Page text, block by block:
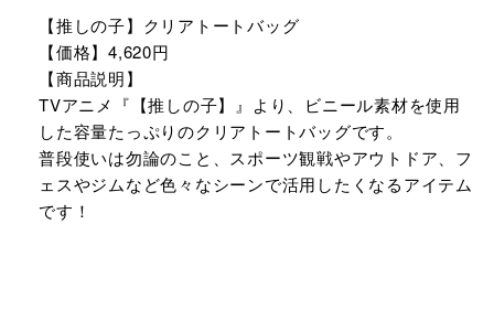
【推しの子】クリアトートバッグ
【価格】4,620円
【商品説明】
TVアニメ『【推しの子】』より、ビニール素材を使用
した容量たっぷりのクリアトートバッグです。
普段使いは勿論のこと、スポーツ観戦やアウトドア、フ
ェスやジムなど色々なシーンで活用したくなるアイテム
です！